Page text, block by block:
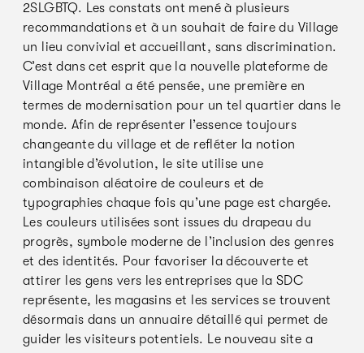
2SLGBTQ. Les constats ont mené à plusieurs
recommandations et à un souhait de faire du Village
un lieu convivial et accueillant, sans discrimination.
C’est dans cet esprit que la nouvelle plateforme de
Village Montréal a été pensée, une première en
termes de modernisation pour un tel quartier dans le
monde. Afin de représenter l’essence toujours
changeante du village et de refléter la notion
intangible d’évolution, le site utilise une
combinaison aléatoire de couleurs et de
typographies chaque fois qu’une page est chargée.
Les couleurs utilisées sont issues du drapeau du
progrès, symbole moderne de l’inclusion des genres
et des identités. Pour favoriser la découverte et
attirer les gens vers les entreprises que la SDC
représente, les magasins et les services se trouvent
désormais dans un annuaire détaillé qui permet de
guider les visiteurs potentiels. Le nouveau site a